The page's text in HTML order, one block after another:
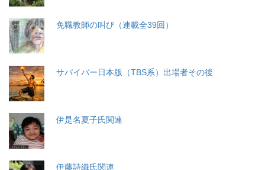
免職教師の叫び（連載全39回）
サバイバー日本版（TBS系）出場者その後
伊是名夏子氏関連
伊藤詩織氏関連